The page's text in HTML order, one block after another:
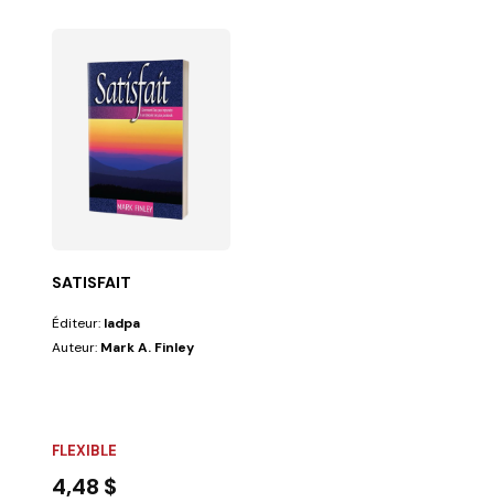
SATISFAIT
Éditeur: Iadpa
Auteur: Mark A. Finley
FLEXIBLE
4,48 $